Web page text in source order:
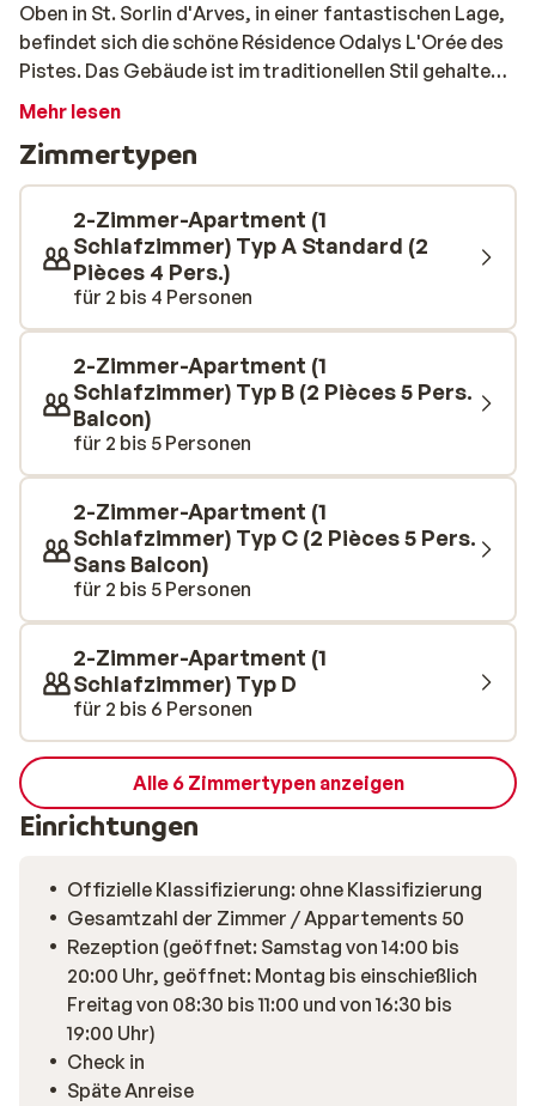
Oben in St. Sorlin d'Arves, in einer fantastischen Lage,
befindet sich die schöne Résidence Odalys L'Orée des
Pistes. Das Gebäude ist im traditionellen Stil gehalten
und liegt direkt an der Piste. Die Apartments sind auf
Einrichtung. Ein Pluspunkt ist das gute Restaurant Le
Barock, das sich in der Unterkunft befindet. Das
Personal ist freundlich und die Anlage hat eine
herrliche, sonnige Terrasse an der Piste. Nach einem
aktiven Tag im Schnee können Sie sich hier wunderbar
niederlassen und bei einem Bier ausruhen. Das hört sich
nach Urlaub an!
Mehr lesen
Zimmertypen
2-Zimmer-Apartment (1
Schlafzimmer) Typ A Standard (2
Pièces 4 Pers.)
für 2 bis 4 Personen
2-Zimmer-Apartment (1
Schlafzimmer) Typ B (2 Pièces 5 Pers.
Balcon)
für 2 bis 5 Personen
2-Zimmer-Apartment (1
Schlafzimmer) Typ C (2 Pièces 5 Pers.
Sans Balcon)
für 2 bis 5 Personen
2-Zimmer-Apartment (1
Schlafzimmer) Typ D
für 2 bis 6 Personen
Alle 6 Zimmertypen anzeigen
Einrichtungen
Offizielle Klassifizierung: ohne Klassifizierung
Gesamtzahl der Zimmer / Appartements 50
Rezeption (geöffnet: Samstag von 14:00 bis
20:00 Uhr, geöffnet: Montag bis einschießlich
Freitag von 08:30 bis 11:00 und von 16:30 bis
19:00 Uhr)
Check in
Späte Anreise